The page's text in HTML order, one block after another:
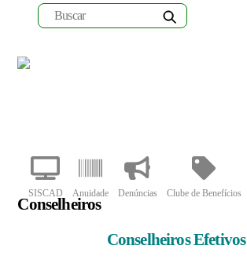
SISCAD Anuidade Denúncias Clube de Benefícios
Conselheiros
Conselheiros Efetivos